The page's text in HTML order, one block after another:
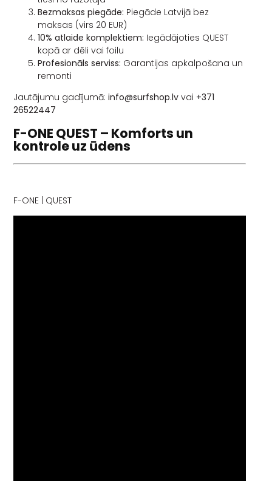
Bezmaksas piegāde: Piegāde Latvijā bez
maksas (virs 20 EUR)
10% atlaide komplektiem: Iegādājoties QUEST
kopā ar dēli vai foilu
Profesionāls serviss: Garantijas apkalpošana un
remonti
Jautājumu gadījumā:info@surfshop.lv vai +371
26522447
F-ONE QUEST – Komforts un
kontrole uz ūdens
F-ONE | QUEST